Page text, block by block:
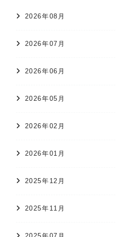
2026年08月
2026年07月
2026年06月
2026年05月
2026年02月
2026年01月
2025年12月
2025年11月